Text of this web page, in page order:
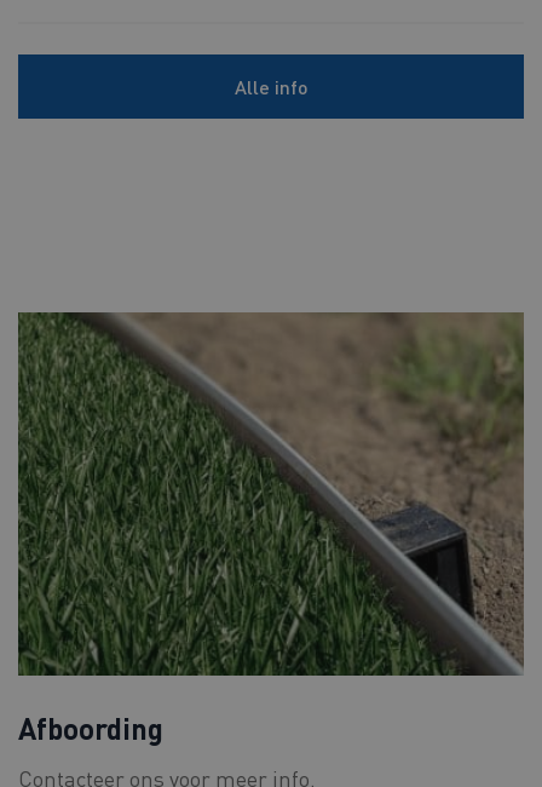
Alle info
Afboording
Contacteer ons voor meer info.